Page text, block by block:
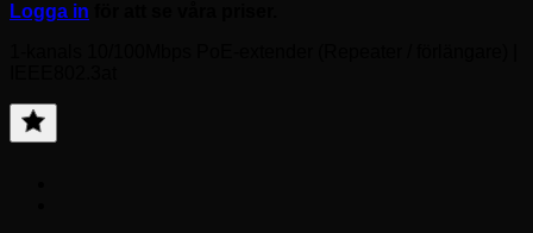
Logga in
Lägg